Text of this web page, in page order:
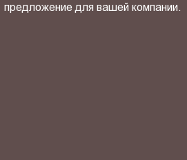
предложение для вашей компании.